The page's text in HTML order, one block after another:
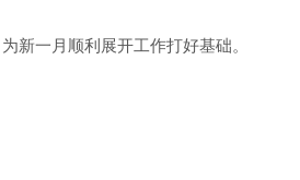
新一月顺利展开工作打好基础。